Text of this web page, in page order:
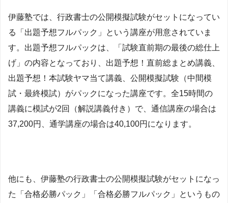
伊藤塾では、行政書士の公開模擬試験がセットになってい
る「出題予想フルパック」という講座が用意されていま
す。出題予想フルパックは、「試験直前期の最後の総仕上
げ」の内容となっており、出題予想！直前総まとめ講義、
出題予想！本試験ヤマ当て講義、公開模擬試験（中間模
試・最終模試）がパックになった講座です。全15時間の
講義に模試が2回（解説講義付き）で、通信講座の場合は
37,200円、通学講座の場合は40,100円になります。
他にも、伊藤塾の行政書士の公開模擬試験がセットになっ
た「合格必勝パック」「合格必勝フルパック」というもの